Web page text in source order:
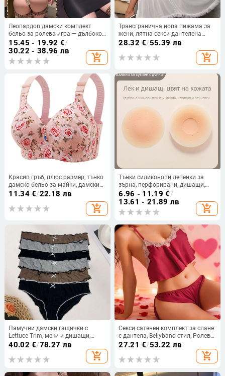
Леопардов дамски комплект
бельо за ролева игра — дълбоко
V-деколте, разкриващ горнище,
полиестер, за жени
15.45 - 19.92 €/
30.22 - 38.96 лв
add_shopping_cart
Трансгранична нова пижама за
жени, лятна секси дантелена
полупрозрачна халат за
28.32 €/55.39 лв
add_shopping_cart
Красив гръб, плюс размер, тънко
дамско бельо за майки, дамски
сутиен против увисване, против
събиране
11.34€/22.18 лв
add_shopping_cart
Тънки силиконови лепенки за
зърна, перфорирани, дишащи,
самозалепващи, невидими и
безшевни за рокля с презрамки
6.96 - 11.19 €/
13.61 - 21.89 лв
add_shopping_cart
Памучни дамски гащички с
Lettuce Trim, меки и дишащи,
висока талия
40.02 €/78.27 лв
add_shopping_cart
Секси сатенен комплект за спане
с дантела, Bellyband стил, Ролева
игра: сладко момиче, OEM/
частна марка поддръжана
27.21 €/53.22 лв
add_shopping_cart